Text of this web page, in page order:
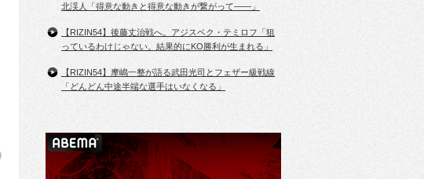
北渓人「得意な動きと得意な動きが繋がって――」
【RIZIN54】後藤丈治戦へ。アジスベク・テミロフ「狙
っているわけじゃない。結果的にKO勝利が生まれる」
【RIZIN54】摩嶋一整が語る武田光司とフェザー級戦線
「どんどん中途半端な選手はいなくなる」